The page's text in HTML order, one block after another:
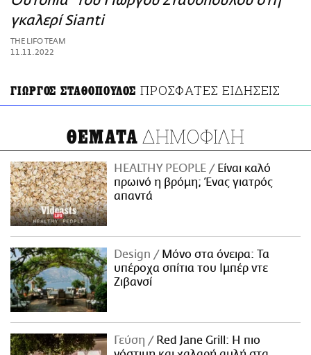
ΑΜΠΑ
PRINT
γκαλερί Sianti
THE LIFO TEAM
11.11.2022
ΓΙΩΡΓΟΣ ΣΤΑΘΟΠΟΥΛΟΣ ΠΡΟΣΦΑΤΕΣ ΕΙΔΗΣΕΙΣ
ΘΕΜΑΤΑ ΔΗΜΟΦΙΛΗ
HEALTHY PEOPLE
Είναι καλό
πρωινό η βρόμη; Ένας γιατρός
απαντά
Design
Μόνο στα όνειρα: Τα
υπέροχα σπίτια του Ιμπέρ ντε
Ζιβανσί
Γεύση
Red Jane Grill: Η πιο